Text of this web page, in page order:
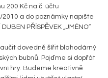
200 Kč na č. účtu
2010 a do poznámky napište
PŘÍSPĚVEK „JMÉNO“
dovedně šířit blahodárný
bubnů. Pojďme si dopřát
hry. Budeme kreativně